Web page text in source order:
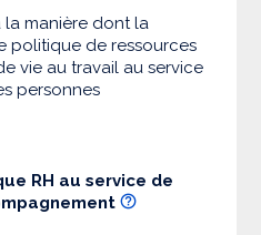
la manière dont la
politique de ressources
vie au travail au service
personnes
RH au service de